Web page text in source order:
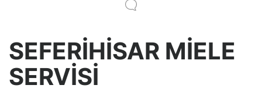
SEFERİHİSAR MİELE
SERVİSİ